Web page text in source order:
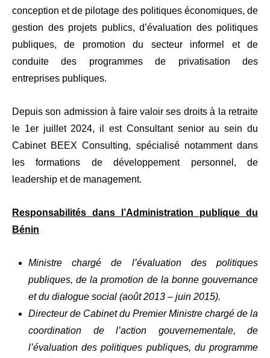
conception et de pilotage des politiques économiques, de
gestion des projets publics, d’évaluation des politiques
publiques, de promotion du secteur informel et de
conduite des programmes de privatisation des
entreprises publiques.
Depuis son admission à faire valoir ses droits à la retraite
le 1er juillet 2024, il est Consultant senior au sein du
Cabinet BEEX Consulting, spécialisé notamment dans
les formations de développement personnel, de
leadership et de management.
Responsabilités dans l’Administration publique du
Bénin
Ministre chargé de l’évaluation des politiques
publiques, de la promotion de la bonne gouvernance
et du dialogue social (août 2013 – juin 2015).
Directeur de Cabinet du Premier Ministre chargé de la
coordination de l’action gouvernementale, de
l’évaluation des politiques publiques, du programme